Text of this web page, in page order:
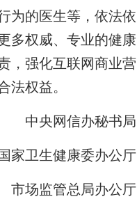
为的医生等，依法依
多权威、专业的健康
，强化互联网商业营
法权益。
中央网信办秘书局
卫生健康委办公厅
场监管总局办公厅